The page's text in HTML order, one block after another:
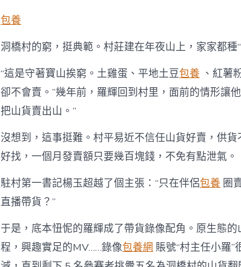
包養
洞橋村的窮，挺典範。村莊建在年夜山上，家家都
“這是守著寶山挨窮。土雞蛋、平地土豆包養 、紅薯
卻不會賣。”幾年前，羅輝回到村里，面前的情形讓
把山貨賣出山。”
沒想到，這事挺難。村平易近不信任山貨好賣，供
好找，一個月發賣額只要幾百塊錢，不免有點泄氣。
駐村第一書記楊玉超越了個主張：“只在伴侶包養 圈
直播帶貨？”
于是，底本忸怩的羅輝成了帶貨錄像配角。原生態
程，興趣實足的MV……錄像包養網 賬號“村主任小羅